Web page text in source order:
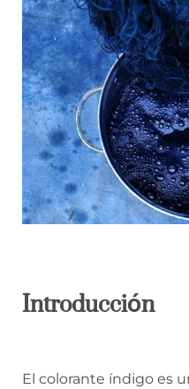
Introducción
El colorante índigo es